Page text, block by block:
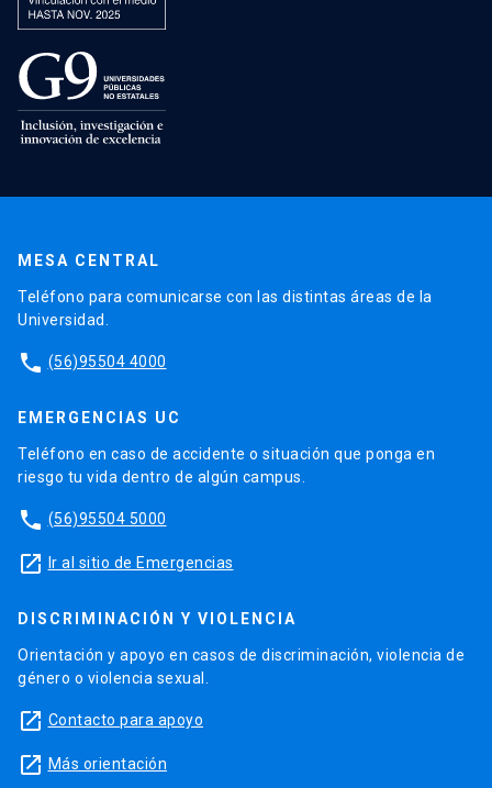
MESA CENTRAL
Teléfono para comunicarse con las distintas áreas de la
Universidad.
phone (56)95504 4000
EMERGENCIAS UC
Teléfono en caso de accidente o situación que ponga en
riesgo tu vida dentro de algún campus.
phone (56)95504 5000
launch Ir al sitio de Emergencias
DISCRIMINACIÓN Y VIOLENCIA
Orientación y apoyo en casos de discriminación, violencia de
género o violencia sexual.
launch Contacto para apoyo
launch Más orientación